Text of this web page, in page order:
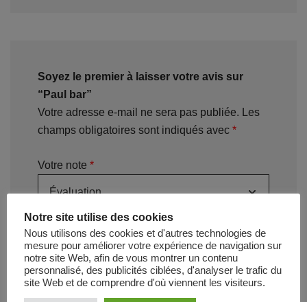
Soyez le premier à laisser votre avis sur
“Paul bar”
Votre adresse e-mail ne sera pas publiée.
Les
champs obligatoires sont indiqués avec *
Votre note *
Votre avis*
Notre site utilise des cookies
Nous utilisons des cookies et d'autres technologies de
mesure pour améliorer votre expérience de navigation sur
notre site Web, afin de vous montrer un contenu
personnalisé, des publicités ciblées, d'analyser le trafic du
site Web et de comprendre d'où viennent les visiteurs.